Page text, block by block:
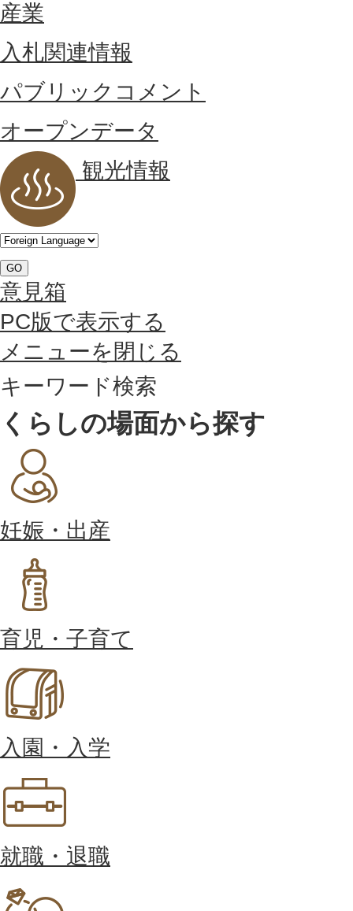
産業
入札関連情報
パブリックコメント
オープンデータ
観光情報
GO
意見箱
PC版で表示する
メニューを閉じる
キーワード検索
くらしの場面から探す
妊娠・出産
育児・子育て
入園・入学
就職・退職